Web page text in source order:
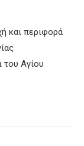
και περιφορά
του Αγίου